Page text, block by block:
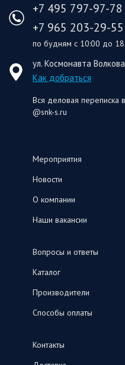
+7 495 797-97-78
+7 965 203-29-55
по будням с 10:00 до
ул. Космонавта
Как добраться
Вся деловая переписка
@snk-s.ru
Мероприятия
Новости
О компании
Наши вакансии
Вопросы и ответы
Каталог
Производители
Способы оплаты
Контакты